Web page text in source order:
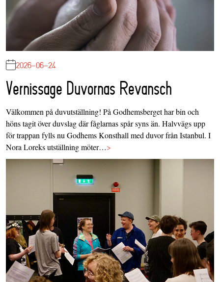
2026-06-24
Vernissage Duvornas Revansch
Välkommen på duvutställning! På Godhemsberget har bin och
höns tagit över duvslag där fåglarnas spår syns än. Halvvägs upp
för trappan fylls nu Godhems Konsthall med duvor från Istanbul. I
Nora Loreks utställning möter…>